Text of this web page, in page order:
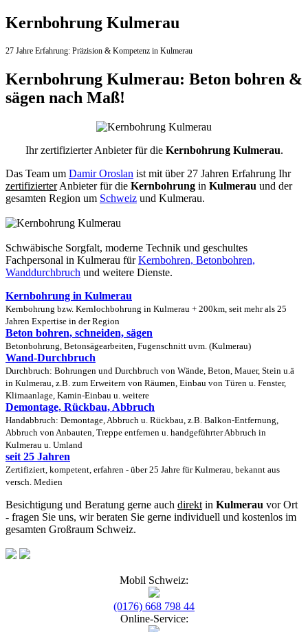
Kernbohrung Kulmerau
27 Jahre Erfahrung: Präzision & Kompetenz in Kulmerau
Kernbohrung Kulmerau: Beton bohren &
sägen nach Maß!
Ihr zertifizierter Anbieter für die Kernbohrung Kulmerau.
Das Team um Damir Oroslan ist mit über 27 Jahren Erfahrung Ihr
zertifizierterAnbieter für die Kernbohrung in Kulmerau und der
gesamten Region um Schweiz und Kulmerau.
Schwäbische Sorgfalt, moderne Technik und geschultes
Fachpersonal in Kulmerau fürKernbohren, Betonbohren,
Wanddurchbruch und weitere Dienste.
Kernbohrung in Kulmerau
Kernbohrung bzw. Kernlochbohrung in Kulmerau + 200km, seit mehr als 25
Jahren Expertise in der Region
Beton bohren, schneiden, sägen
Betonbohrung, Betonsägearbeiten, Fugenschnitt uvm. (Kulmerau)
Wand-Durchbruch
Durchbruch: Bohrungen und Durchbruch von Wände, Beton, Mauer, Stein u.ä
in Kulmerau, z.B. zum Erweitern von Räumen, Einbau von Türen u. Fenster,
Klimaanlage, Kamin-Einbau u. weitere
Demontage, Rückbau, Abbruch
Handabbruch: Demontage, Abbruch u. Rückbau, z.B. Balkon-Entfernung,
Abbruch von Anbauten, Treppe entfernen u. handgeführter Abbruch in
Kulmerau u. Umland
seit 25 Jahren
Zertifiziert, kompetent, erfahren - über 25 Jahre für Kulmerau, bekannt aus
versch. Medien
Besichtigung und Beratung gerne auch direkt in Kulmerau vor Ort
- fragen Sie uns, wir beraten Sie gerne individuell und kostenlos im
gesamten Großraum Schweiz.
Mobil Schweiz:
(0176) 668 798 44
Online-Service: